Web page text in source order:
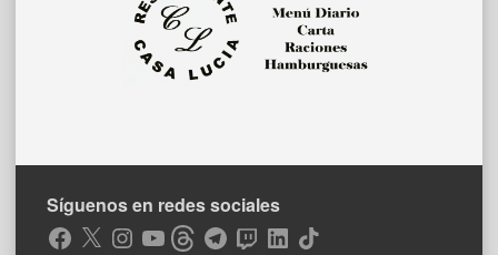
Síguenos en redes sociales
Facebook
X Instagram
YouTubeThreadsTelegramTwitchLinkedIn
TikTok